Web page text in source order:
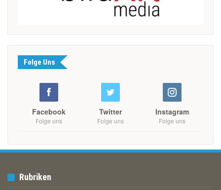
Folge Uns
Facebook
Folge uns
Twitter
Folge uns
Instagram
Folge uns
Rubriken